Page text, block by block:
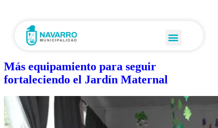
Más equipamiento para seguir
fortaleciendo el Jardín Maternal